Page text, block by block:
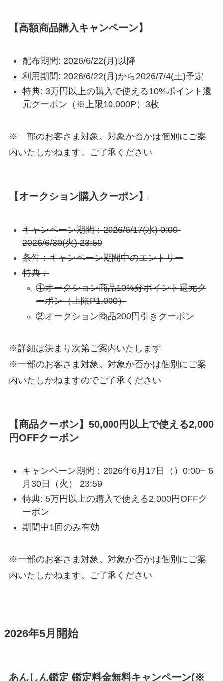
【高額商品購入キャンペーン】
配布期間: 2026/6/22(月)以降
利用期間: 2026/6/22(月)から2026/7/4(土)予定
特典: 3万円以上の購入で使える10%ポイント還
元クーポン（※上限10,000P）3枚
※一部のお客さま対象。対象か否かは個別にご案
内いたしかねます。ご了承ください
【オークション購入クーポン】
キャンペーン期間：2026/6/17(水) 0:00-
2026/6/30(火) 23:59
条件：キャンペーン期間中のエントリー
特典：
①オークション商品10%分ポイント還元ク
ーポン（上限P1,000）
②オークション商品200円引きクーポン
※詳細は決まり次第ご案内いたします
※一部のお客さま対象。対象か否かは個別にご案
内いたしかねますのでご了承ください
【商品クーポン】50,000円以上で使える2,000
円OFFクーポン
キャンペーン期間：2026年6月17日（）0:00~ 6
月30日（火） 23:59
特典: 5万円以上の購入で使える2,000円OFFク
ーポン
期間中1回のみ有効
※一部のお客さま対象。対象か否かは個別にご案
内いたしかねます。ご了承ください
2026年5月開始
あんしん鑑定 鑑定料金無料キャンペーン(※